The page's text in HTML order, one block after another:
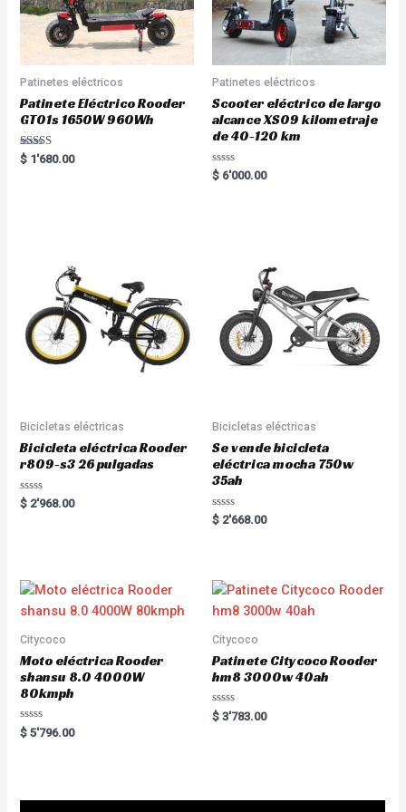
Patinetes eléctricos
Patinete Eléctrico Rooder
GT01s 1650W 960Wh
Rated
5.00
$ 1'680.00
Patinetes eléctricos
Scooter eléctrico de largo
alcance XS09 kilometraje
de 40-120 km
R
a
$ 6'000.00
Bicicletas eléctricas
Bicicleta eléctrica Rooder
r809-s3 26 pulgadas
R
a
u
t
f
$ 2'968.00
Bicicletas eléctricas
Se vende bicicleta
eléctrica mocha 750w
35ah
R
a
o
u
t
o
5
$ 2'668.00
Citycoco
Moto eléctrica Rooder
shansu 8.0 4000W
80kmph
R
a
$ 5'796.00
Citycoco
Patinete Citycoco Rooder
hm8 3000w 40ah
R
a
t
$ 3'783.00